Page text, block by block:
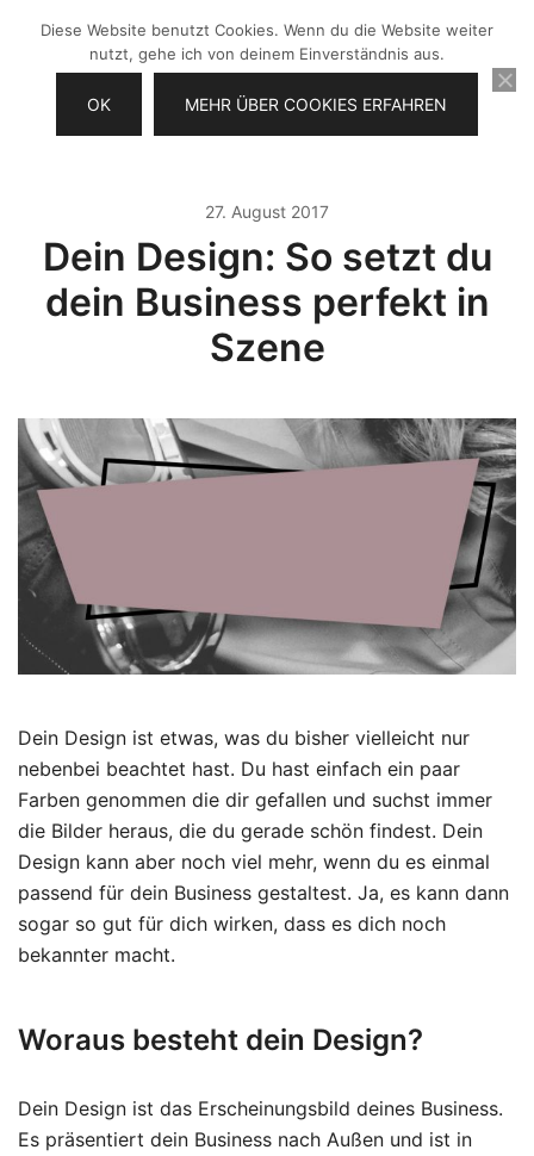
springen
27. August 2017
Dein Design: So setzt du
dein Business perfekt in
Szene
Dein Design ist etwas, was du bisher vielleicht nur
nebenbei beachtet hast. Du hast einfach ein paar
Farben genommen die dir gefallen und suchst immer
die Bilder heraus, die du gerade schön findest. Dein
Design kann aber noch viel mehr, wenn du es einmal
passend für dein Business gestaltest. Ja, es kann dann
sogar so gut für dich wirken, dass es dich noch
bekannter macht.
Woraus besteht dein Design?
Dein Design ist das Erscheinungsbild deines Business.
Es präsentiert dein Business nach Außen und ist in
Diese Website benutzt Cookies. Wenn du die Website weiter
nutzt, gehe ich von deinem Einverständnis aus.
OK MEHR ÜBER COOKIES ERFAHREN